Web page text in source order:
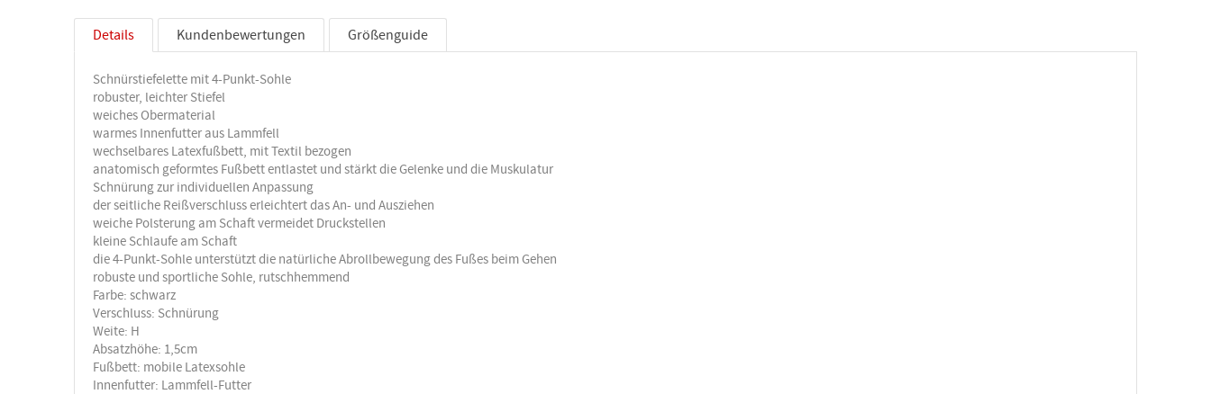
Details Kundenbewertungen Größenguide
Schnürstiefelette mit 4-Punkt-Sohle
robuster, leichter Stiefel
weiches Obermaterial
warmes Innenfutter aus Lammfell
wechselbares Latexfußbett, mit Textil bezogen
anatomisch geformtes Fußbett entlastet und stärkt die Gelenke und die Muskulatur
Schnürung zur individuellen Anpassung
der seitliche Reißverschluss erleichtert das An- und Ausziehen
weiche Polsterung am Schaft vermeidet Druckstellen
kleine Schlaufe am Schaft
die 4-Punkt-Sohle unterstützt die natürliche Abrollbewegung des Fußes beim Gehen
robuste und sportliche Sohle, rutschhemmend
Farbe: schwarz
Verschluss: Schnürung
Weite: H
Absatzhöhe: 1,5cm
Fußbett: mobile Latexsohle
Innenfutter: Lammfell-Futter